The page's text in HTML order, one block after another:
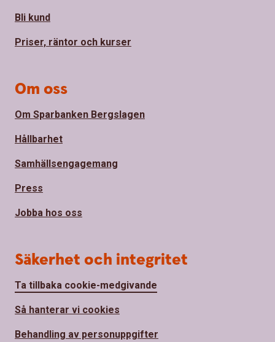
Bli kund
Priser, räntor och kurser
Om oss
Om Sparbanken Bergslagen
Hållbarhet
Samhällsengagemang
Press
Jobba hos oss
Säkerhet och integritet
Ta tillbaka cookie-medgivande
Så hanterar vi cookies
Behandling av personuppgifter